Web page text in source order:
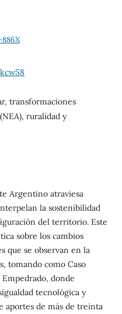
transformaciones
ruralidad y
Argentino atraviesa
la sostenibilidad
del territorio. Este
sobre los cambios
que se observan en la
tomando como Caso
donde
tecnológica y
aportes de más de treinta